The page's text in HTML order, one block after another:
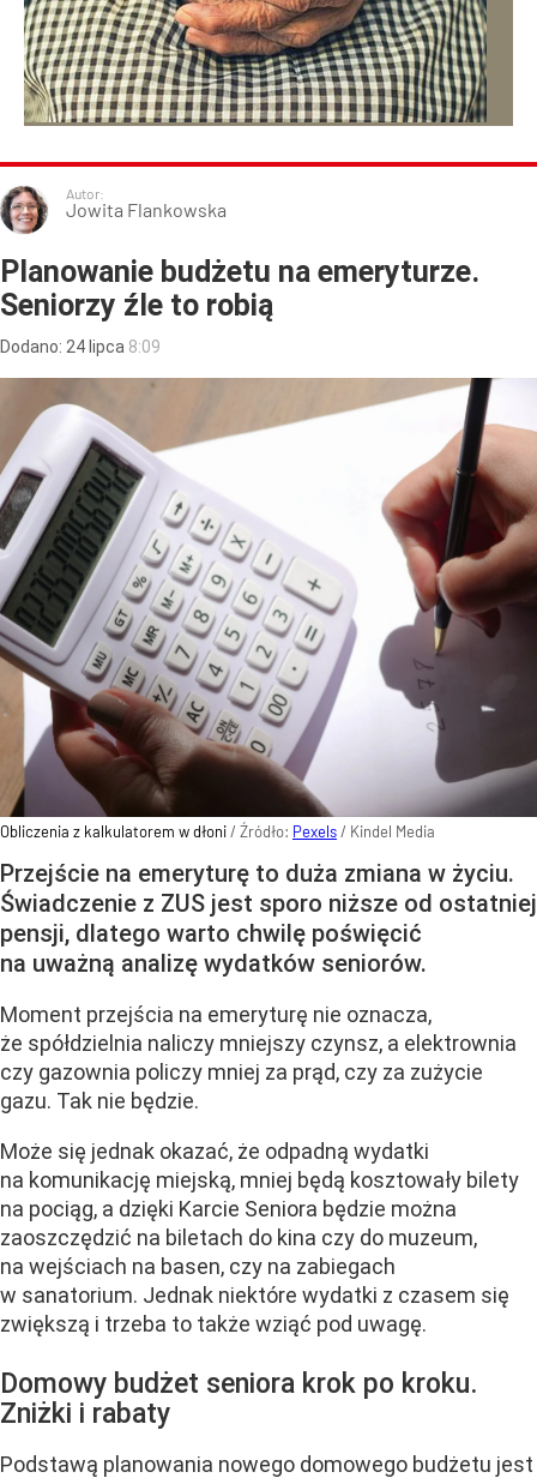
Autor:
Jowita Flankowska
Planowanie budżetu na emeryturze.
Seniorzy źle to robią
Dodano: 24 lipca 8:09
Obliczenia z kalkulatorem w dłoni/ Źródło: Pexels/ Kindel Media
Przejście na emeryturę to duża zmiana w życiu.
Świadczenie z ZUS jest sporo niższe od ostatniej
pensji, dlatego warto chwilę poświęcić
na uważną analizę wydatków seniorów.
Moment przejścia na emeryturę nie oznacza,
że spółdzielnia naliczy mniejszy czynsz, a elektrownia
czy gazownia policzy mniej za prąd, czy za zużycie
gazu. Tak nie będzie.
Może się jednak okazać, że odpadną wydatki
na komunikację miejską, mniej będą kosztowały bilety
na pociąg, a dzięki Karcie Seniora będzie można
zaoszczędzić na biletach do kina czy do muzeum,
na wejściach na basen, czy na zabiegach
w sanatorium. Jednak niektóre wydatki z czasem się
zwiększą i trzeba to także wziąć pod uwagę.
Domowy budżet seniora krok po kroku.
Zniżki i rabaty
Podstawą planowania nowego domowego budżetu jest